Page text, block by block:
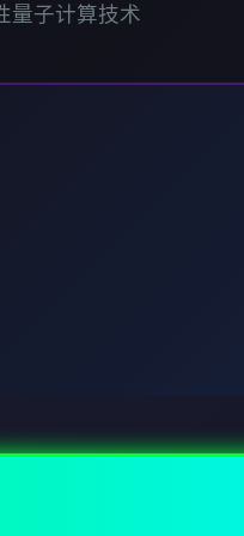
量子计算技术